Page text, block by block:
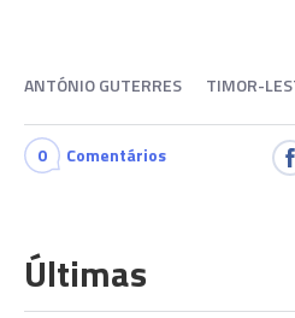
ANTÓNIO GUTERRES TIMOR-
0 Comentários
Últimas